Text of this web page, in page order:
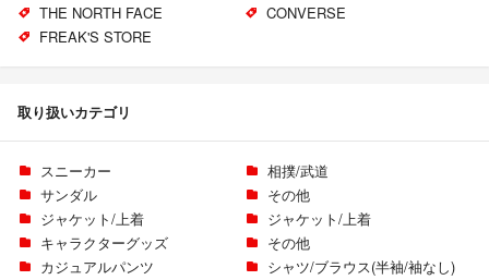
THE NORTH FACE
CONVERSE
FREAK'S STORE
取り扱いカテゴリ
スニーカー
相撲/武道
サンダル
その他
ジャケット/上着
ジャケット/上着
キャラクターグッズ
その他
カジュアルパンツ
シャツ/ブラウス(半袖/袖なし)